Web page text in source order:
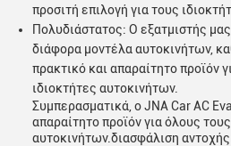
προσιτή επιλογή για τους
Πολυδιάστατος: Ο εξατμιστής
διάφορα μοντέλα αυτοκινήτων,
πρακτικό και απαραίτητο προϊόν
ιδιοκτήτες αυτοκινήτων.
Συμπερασματικά, ο JNA Car AC
απαραίτητο προϊόν για όλους
αυτοκινήτων.διασφάλιση